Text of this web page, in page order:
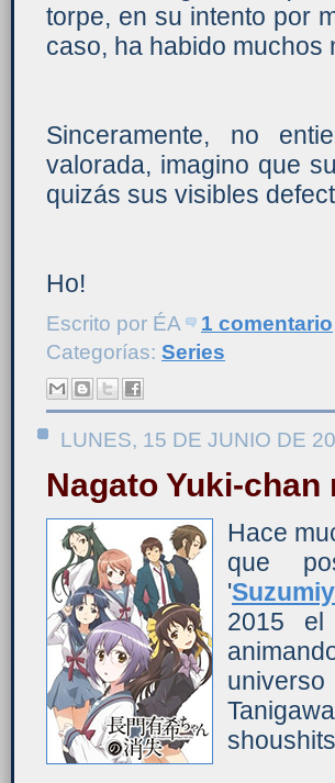
torpe, en su intento por
caso, ha habido muchos
Sinceramente, no
valorada, imagino que
quizás sus visibles
Ho!
Escrito por ÉA
1 comentario
Categorías: Series
LUNES, 15 DE JUNIO DE
Nagato Yuki-
Hace
que
'
2015 el